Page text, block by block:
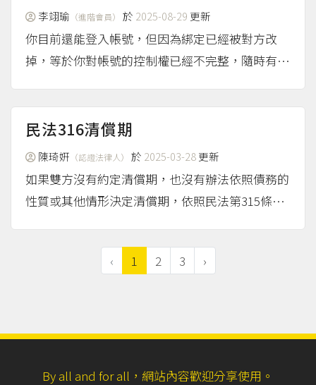
李翊瑜 （進階會員） 於 2025-08-29 更新
你目前還能登入帳號，但因為綁定已經被對方改
掉，等於你對帳號的控制權已經不完整，隨時有可
本來就不是玩家真正的財產，只是提供使用權，所
以即使你想把帳號送人，也要注意隨時可能失效，
還有違反遊戲規範被停權...
（more...）
民法316清償期
陳琦姸 （認證法律人） 於 2025-03-28更新
如果雙方沒有約定清償期，也沒有辦法依照債務的
性質或其他情形決定清償期，依照民法第315條，
況，如果雙方沒有約定哪一天要還錢，債權人可以
定1個月以上的期限，催告（要求）債務人屆期還
‹ 1 2 3 ›
By all and for all，網站內容歡迎分享使用。